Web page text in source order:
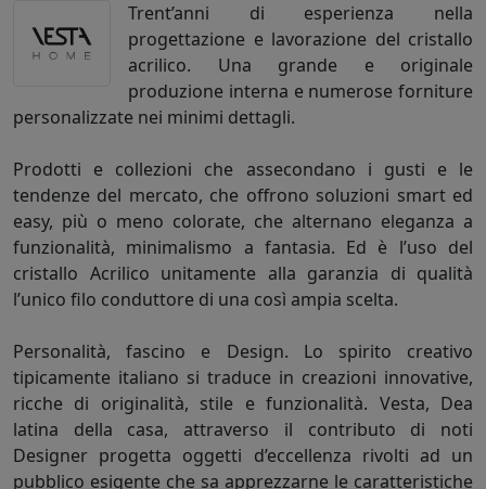
Trent’anni di esperienza nella
progettazione e lavorazione del cristallo
acrilico. Una grande e originale
produzione interna e numerose forniture
personalizzate nei minimi dettagli.
Prodotti e collezioni che assecondano i gusti e le
tendenze del mercato, che offrono soluzioni smart ed
easy, più o meno colorate, che alternano eleganza a
funzionalità, minimalismo a fantasia. Ed è l’uso del
cristallo Acrilico unitamente alla garanzia di qualità
l’unico filo conduttore di una così ampia scelta.
Personalità, fascino e Design. Lo spirito creativo
tipicamente italiano si traduce in creazioni innovative,
ricche di originalità, stile e funzionalità. Vesta, Dea
latina della casa, attraverso il contributo di noti
Designer progetta oggetti d’eccellenza rivolti ad un
pubblico esigente che sa apprezzarne le caratteristiche